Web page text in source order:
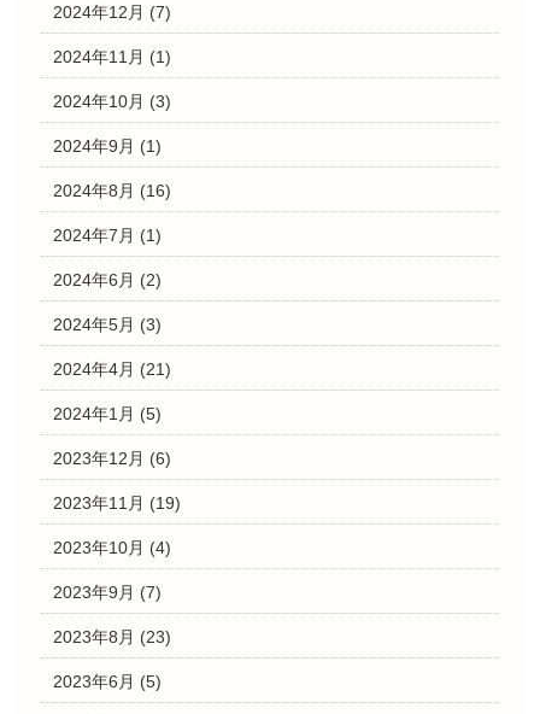
2024年12月 (7)
2024年11月 (1)
2024年10月 (3)
2024年9月 (1)
2024年8月 (16)
2024年7月 (1)
2024年6月 (2)
2024年5月 (3)
2024年4月 (21)
2024年1月 (5)
2023年12月 (6)
2023年11月 (19)
2023年10月 (4)
2023年9月 (7)
2023年8月 (23)
2023年6月 (5)